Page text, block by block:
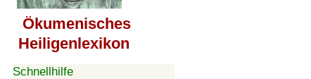
Ökumenisches
Heiligenlexikon
Schnellhilfe